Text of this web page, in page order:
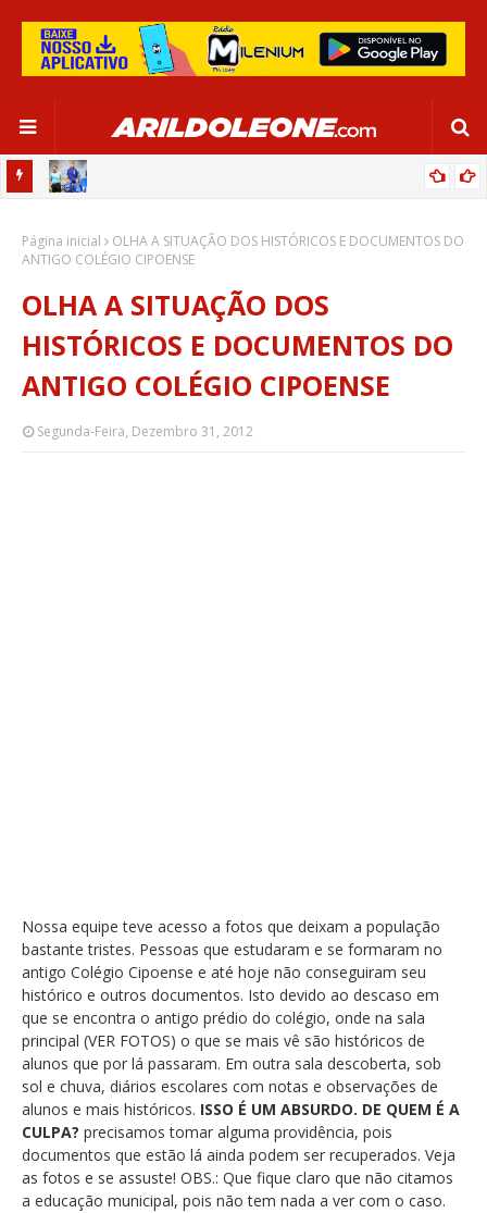
SALVADOR
Página inicial
OLHA A SITUAÇÃO DOS HISTÓRICOS E DOCUMENTOS DO
ANTIGO COLÉGIO CIPOENSE
OLHA A SITUAÇÃO DOS
HISTÓRICOS E DOCUMENTOS DO
ANTIGO COLÉGIO CIPOENSE
Segunda-Feira, Dezembro 31, 2012
Nossa equipe teve acesso a fotos que deixam a população
bastante tristes. Pessoas que estudaram e se formaram no
antigo Colégio Cipoense e até hoje não conseguiram seu
histórico e outros documentos. Isto devido ao descaso em
que se encontra o antigo prédio do colégio, onde na sala
principal (VER FOTOS) o que se mais vê são históricos de
alunos que por lá passaram. Em outra sala descoberta, sob
sol e chuva, diários escolares com notas e observações de
alunos e mais históricos. ISSO É UM ABSURDO. DE QUEM É A
CULPA? precisamos tomar alguma providência, pois
documentos que estão lá ainda podem ser recuperados. Veja
as fotos e se assuste! OBS.: Que fique claro que não citamos
a educação municipal, pois não tem nada a ver com o caso.